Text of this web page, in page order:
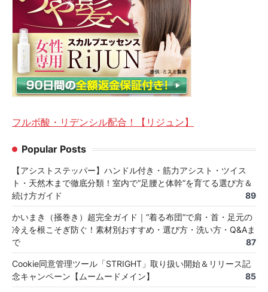
フルボ酸・リデンシル配合！【リジュン】
Popular Posts
【アシストステッパー】ハンドル付き・筋力アシスト・ツイス
ト・天然木まで徹底分類！室内で“足腰と体幹”を育てる選び方＆
続け方ガイド
89
かいまき（掻巻き）超完全ガイド｜“着る布団”で肩・首・足元の
冷えを根こそぎ防ぐ！素材別おすすめ・選び方・洗い方・Q&Aま
で
87
Cookie同意管理ツール「STRIGHT」取り扱い開始＆リリース記
念キャンペーン【ムームードメイン】
85